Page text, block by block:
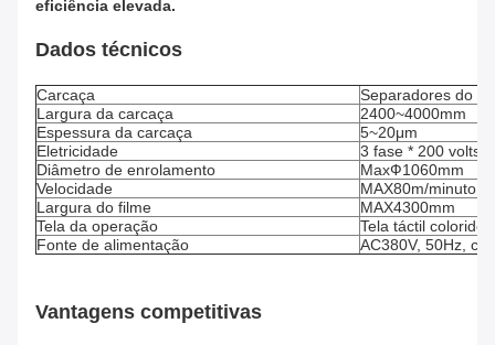
eficiência elevada.
Dados técnicos
Carcaça
Separadores do
Largura da carcaça
2400~4000mm
Espessura da carcaça
5~20μm
Eletricidade
3 fase * 200 volts
Diâmetro de enrolamento
MaxФ1060mm
Velocidade
MAX80m/minuto
Largura do filme
MAX4300mm
Tela da operação
Tela táctil colorido,
Fonte de alimentação
AC380V, 50Hz,
Vantagens competitivas